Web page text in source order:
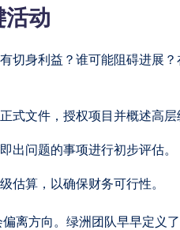
活动
切身利益？谁可能阻碍进展
式文件，授权项目并概述高层
出问题的事项进行初步评估。
估算，以确保财务可行性。
离方向。绿洲团队早早定义